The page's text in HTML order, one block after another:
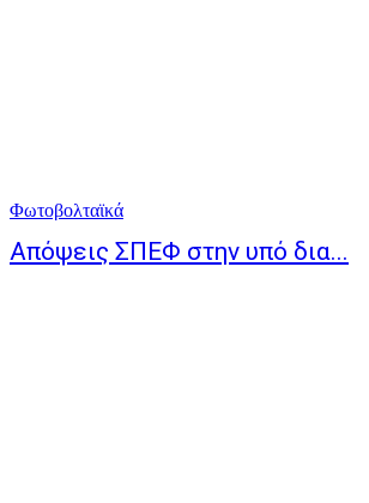
Φωτοβολταϊκά
Απόψεις ΣΠΕΦ στην υπό δια...